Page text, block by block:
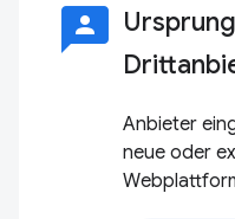
3p
Anbieter
neue oder